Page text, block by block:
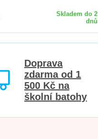
Skladem do 2
dnů
Doprava
zdarma od 1
500 Kč na
školní batohy